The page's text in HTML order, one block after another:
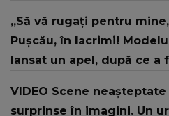
„Să vă rugați pentru
Pușcău, în lacrimi!
lansat un apel, după ce a
VIDEO Scene
surprinse în imagini. Un